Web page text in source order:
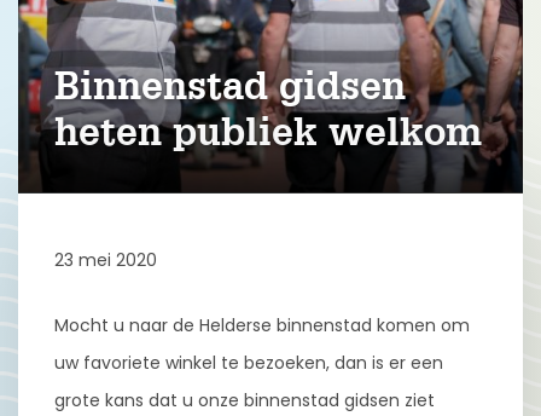
Binnenstad gidsen
heten publiek welkom
23 mei 2020
Mocht u naar de Helderse binnenstad komen om
uw favoriete winkel te bezoeken, dan is er een
grote kans dat u onze binnenstad gidsen ziet